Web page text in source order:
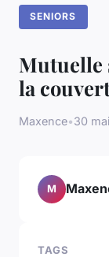
SENIORS
Mutuelle
la
Maxence•30
M
TAGS